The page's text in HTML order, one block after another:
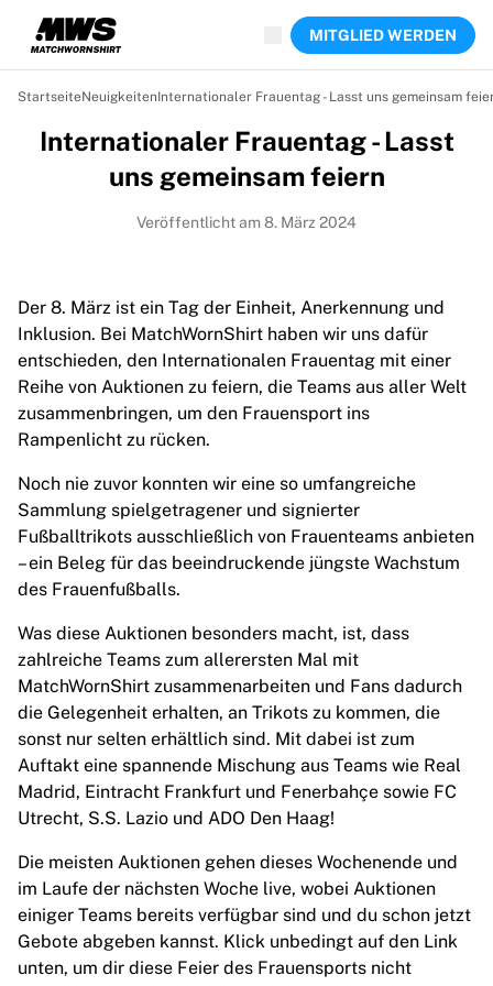
Highlights
Weltmeisterschaftsauktionen
Legend-Kollektion
Tour de France
Alle laufenden Auktionen
Weltmeisterschaftsauktionen
Produkte
Getragene Trikots
Signierte Trikots
Torschützen
Debüttrikots
Fußball
Highlights
Weltmeisterschaftsauktionen
Legend-Kollektion
MLS
Top-Teams
England
Norwegen
Vereinigte Staaten
Paris Saint-
FC Bayern München
View all Teams
Top Leagues
World Championships 2026
Premier League
La Liga
Serie A
Ligue 1
MITGLIED WERDEN
StartseiteNeuigkeitenInternationaler Frauentag - Lasst uns gemeinsam
Internationaler Frauentag - Lasst
uns gemeinsam feiern
Veröffentlicht am 8. März 2024
Der 8. März ist ein Tag der Einheit, Anerkennung und
Inklusion. Bei MatchWornShirt haben wir uns dafür
entschieden, den Internationalen Frauentag mit einer
Reihe von Auktionen zu feiern, die Teams aus aller Welt
zusammenbringen, um den Frauensport ins
Rampenlicht zu rücken.
Noch nie zuvor konnten wir eine so umfangreiche
Sammlung spielgetragener und signierter
Fußballtrikots ausschließlich von Frauenteams anbieten
– ein Beleg für das beeindruckende jüngste Wachstum
des Frauenfußballs.
Was diese Auktionen besonders macht, ist, dass
zahlreiche Teams zum allerersten Mal mit
MatchWornShirt zusammenarbeiten und Fans dadurch
die Gelegenheit erhalten, an Trikots zu kommen, die
sonst nur selten erhältlich sind. Mit dabei ist zum
Auftakt eine spannende Mischung aus Teams wie Real
Madrid, Eintracht Frankfurt und Fenerbahçe sowie FC
Utrecht, S.S. Lazio und ADO Den Haag!
Die meisten Auktionen gehen dieses Wochenende und
im Laufe der nächsten Woche live, wobei Auktionen
einiger Teams bereits verfügbar sind und du schon jetzt
Gebote abgeben kannst. Klick unbedingt auf den Link
unten, um dir diese Feier des Frauensports nicht